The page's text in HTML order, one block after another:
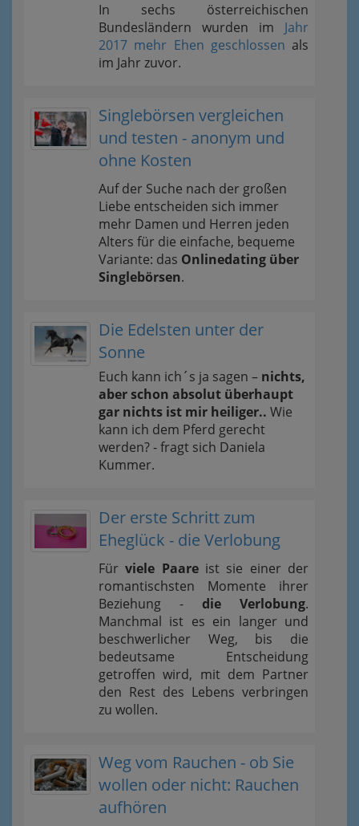
In sechs österreichischen
Bundesländern wurden im Jahr
2017 mehr Ehen geschlossen als
im Jahr zuvor.
Singlebörsen vergleichen
und testen - anonym und
ohne Kosten
Auf der Suche nach der großen
Liebe entscheiden sich immer
mehr Damen und Herren jeden
Alters für die einfache, bequeme
Variante: das Onlinedating über
Singlebörsen.
Die Edelsten unter der
Sonne
Euch kann ich´s ja sagen – nichts,
aber schon absolut überhaupt
gar nichts ist mir heiliger.. Wie
kann ich dem Pferd gerecht
werden? - fragt sich Daniela
Kummer.
Der erste Schritt zum
Eheglück - die Verlobung
Fürviele Paareist sie einer der
romantischsten Momente ihrer
Beziehung - die Verlobung.
Manchmal ist es ein langer und
beschwerlicher Weg, bis die
bedeutsame Entscheidung
getroffen wird, mit dem Partner
den Rest des Lebens verbringen
zu wollen.
Weg vom Rauchen - ob Sie
wollen oder nicht: Rauchen
aufhören